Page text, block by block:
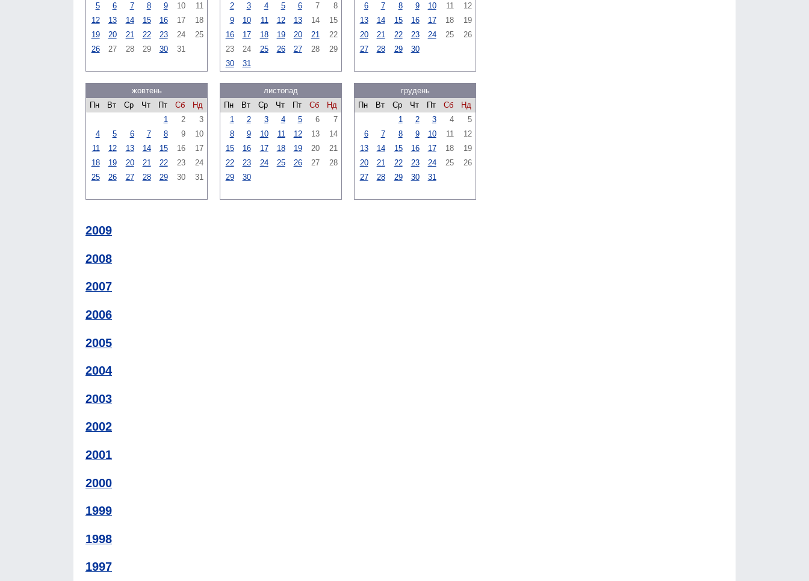
5
6 7 8 9 10
11
12
13 14 15 16 17
18
19
20 21 22 23 24
25
26
27 28 29 30 31
2
3 4 5 6 7
8
9
10 11 12 13 14
15
16
17 18 19 20 21
22
23
24 25 26 27 28
29
30
31
6
7 8 9 10 11
12
13
14 15 16 17 18
19
20
21 22 23 24 25
26
27
28 29 30
жовтень
Пн
Вт Ср Чт Пт Сб
Нд
1
2
3
4
5 6 7 8 9
10
11
12 13 14 15 16
17
18
19 20 21 22 23
24
25
26 27 28 29 30 31
листопад
Пн
Вт Ср Чт Пт Сб
Нд
1
2 3 4 5 6
7
8
9 10 11 12 13
14
15
16 17 18 19 20
21
22
23 24 25 26 27
28
29
30
грудень
Пн
Вт Ср Чт Пт Сб
Нд
1
2 3 4
5
6
7 8 9 10 11
12
13
14 15 16 17 18
19
20
21 22 23 24 25
26
27
28 29 30 31
2009
2008
2007
2006
2005
2004
2003
2002
2001
2000
1999
1998
1997